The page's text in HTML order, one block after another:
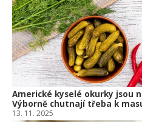
Americké kyselé okurky jsou
Výborně chutnají třeba k
13. 11. 2025